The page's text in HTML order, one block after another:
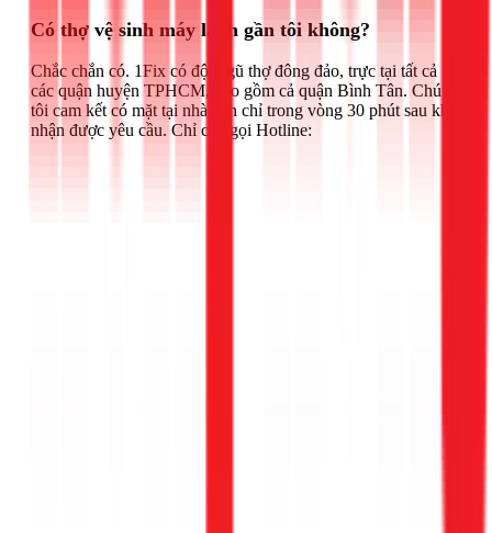
Có thợ vệ sinh máy lạnh gần tôi không?
Chắc chắn có. 1Fix có đội ngũ thợ đông đảo, trực tại tất cả
các quận huyện TPHCM, bao gồm cả quận Bình Tân. Chúng
tôi cam kết có mặt tại nhà bạn chỉ trong vòng 30 phút sau khi
nhận được yêu cầu. Chỉ cần gọi Hotline: